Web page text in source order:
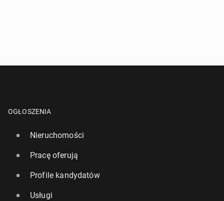
OGŁOSZENIA
Nieruchomości
Pracę oferują
Profile kandydatów
Usługi